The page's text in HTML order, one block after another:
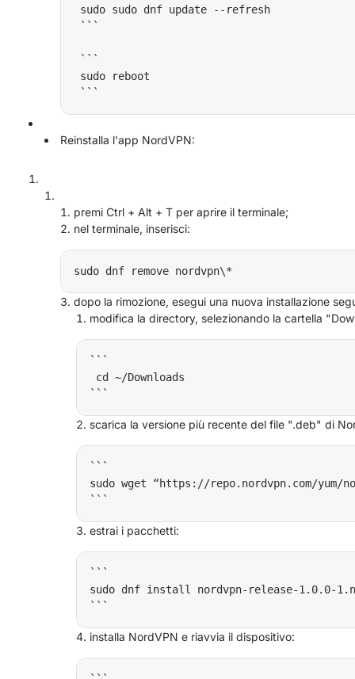
sudo sudo dnf update --refresh
```
```
sudo reboot
Reinstalla l'app NordVPN:
premi Ctrl + Alt + T per aprire il terminale;
nel terminale, inserisci:
dopo la rimozione, esegui una nuova installazione
modifica la directory, selezionando la cartella
```
cd ~/Downloads
scarica la versione più recente del file ".deb" di
```
sudo wget “https://repo.nordvpn.com/yum/
estrai i pacchetti:
```
sudo dnf install nordvpn-release-1.0.0-
installa NordVPN e riavvia il dispositivo: